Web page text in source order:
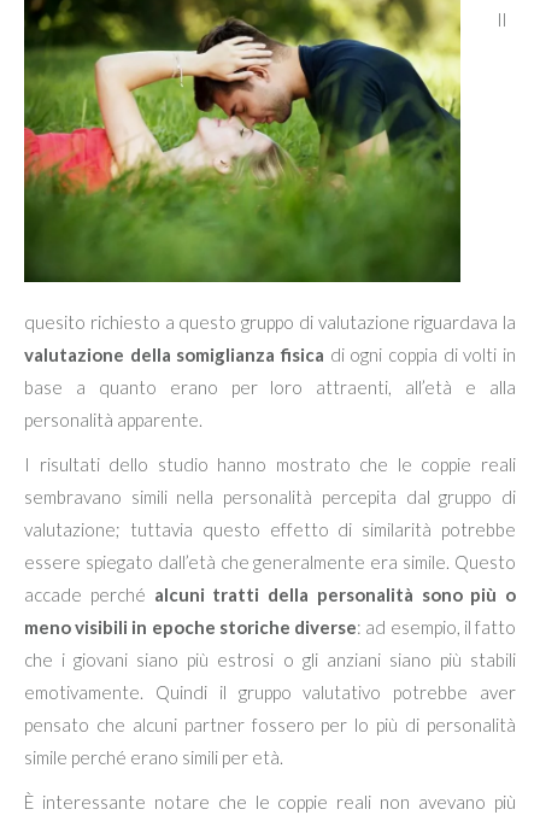
Il
quesito richiesto a questo gruppo di valutazione riguardava la
valutazione della somiglianza fisica di ogni coppia di volti in
base a quanto erano per loro attraenti, all’età e alla
personalità apparente.
I risultati dello studio hanno mostrato che le coppie reali
sembravano simili nella personalità percepita dal gruppo di
valutazione; tuttavia questo effetto di similarità potrebbe
essere spiegato dall’età che generalmente era simile. Questo
accade perché alcuni tratti della personalità sono più o
meno visibili in epoche storiche diverse: ad esempio, il fatto
che i giovani siano più estrosi o gli anziani siano più stabili
emotivamente. Quindi il gruppo valutativo potrebbe aver
pensato che alcuni partner fossero per lo più di personalità
simile perché erano simili per età.
È interessante notare che le coppie reali non avevano più